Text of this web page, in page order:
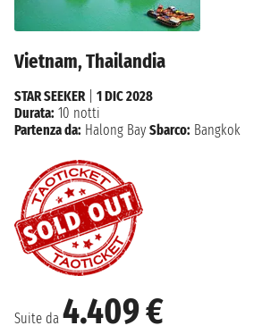
Vietnam, Thailandia
Suite da 4.409 €
STAR SEEKER
1 DIC 2028
Durata: 10 notti
Partenza da: Halong Bay Sbarco: Bangkok